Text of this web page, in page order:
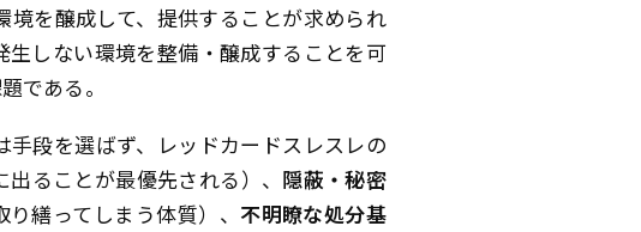
を醸成して、提供することが求められ
しない環境を整備・醸成することを可
である。
手段を選ばず、レッドカードスレスレの
ることが最優先される）、 隠蔽・秘密
繕ってしまう体質）、 不明瞭な処分基